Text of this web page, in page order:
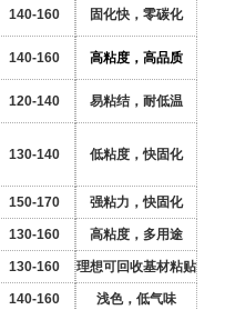
140-160 固化快，零碳化
140-160 高粘度，高品质
120-140 易粘结，耐低温
130-140 低粘度，快固化
150-170 强粘力，快固化
130-160 高粘度，多用途
130-160 理想可回收基材粘贴
140-160 浅色，低气味